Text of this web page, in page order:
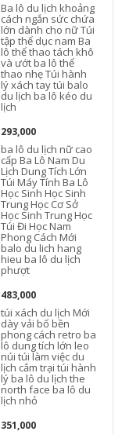
Ba lô du lịch khoảng
cách ngắn sức chứa
lớn dành cho nữ Túi
tập thể dục nam Ba
lô thể thao tách khô
và ướt ba lô thể
thao nhẹ Túi hành
lý xách tay túi balo
du lịch ba lô kéo du
lịch
293,000
ba lô du lịch nữ cao
cấp Ba Lô Nam Du
Lịch Dung Tích Lớn
Túi Máy Tính Ba Lô
Học Sinh Học Sinh
Trung Học Cơ Sở
Học Sinh Trung Học
Túi Đi Học Nam
Phong Cách Mới
balo du lich hang
hieu ba lô du lịch
phượt
483,000
túi xách du lịch Mới
dày vải bố bền
phong cách retro ba
lô dung tích lớn leo
núi túi làm việc du
lịch cắm trại túi hành
lý ba lô du lịch the
north face ba lô du
lịch nhỏ
351,000